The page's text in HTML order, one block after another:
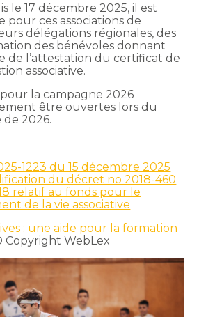
le 17 décembre 2025, il est
pour ces associations de
délégations régionales, des
des bénévoles donnant
de l’attestation du certificat de
associative.
la campagne 2026
être ouvertes lors du
2026.
1223 du 15 décembre 2025
du décret no 2018-460
relatif au fonds pour le
de la vie associative
: une aide pour la formation
Copyright WebLex